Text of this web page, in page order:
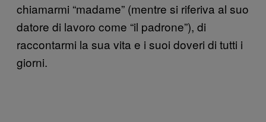
chiamarmi “madame” (mentre si riferiva al suo
datore di lavoro come “il padrone”), di
raccontarmi la sua vita e i suoi doveri di tutti i
giorni.